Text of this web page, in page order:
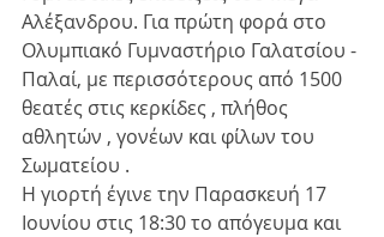
Αλέξανδρου. Για πρώτη φορά στο
Ολυμπιακό Γυμναστήριο Γαλατσίου -
Παλαί, με περισσότερους από 1500
θεατές στις κερκίδες , πλήθος
αθλητών , γονέων και φίλων του
Σωματείου .
Η γιορτή έγινε την Παρασκευή 17
Ιουνίου στις 18:30 το απόγευμα και